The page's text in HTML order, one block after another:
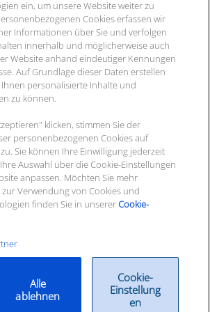
Allee 73
abon­nie­ren
| ITscope Roadmap
ein, um unsere Website weiter zu
Cookies erfassen wir
Informationen über Sie und verfolgen
innerhalb und möglicherweise auch
Website anhand eindeutiger Kennungen
Auf Grundlage dieser Daten erstellen
personalisierte Inhalte und
zu können.
klicken, stimmen Sie der
personenbezogenen Cookies auf
Sie können Ihre Einwilligung jederzeit
Auswahl über die Cookie-Einstellungen
anpassen. Möchten Sie mehr
Verwendung von Cookies und
finden Sie in unsererCookie-
Cookie-
Einstellung
en
Alle
ablehnen